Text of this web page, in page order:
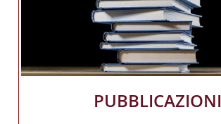
PUBBLICAZIONI